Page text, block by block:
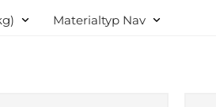
Materialtyp Nav
Företag